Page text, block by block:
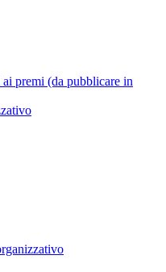
premi (da pubblicare in